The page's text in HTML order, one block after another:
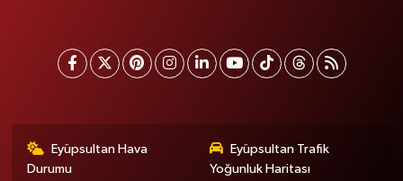
Eyüpsultan Hava
Durumu
Eyüpsultan Trafik
Yoğunluk Haritası